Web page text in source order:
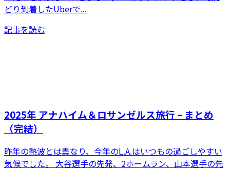
どり到着したUberで...
記事を読む
2025年 アナハイム＆ロサンゼルス旅行 – まとめ
（完結）
昨年の熱波とは異なり、今年のL.A.はいつもの過ごしやすい
気候でした。 大谷選手の先発、2ホームラン、山本選手の先